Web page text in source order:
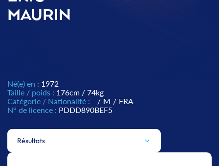
MAURIN
Né(e) en : 1972
Taille / poids : 176cm / 74kg
Catégorie / Nationalité : - / M / FRA
N° de licence : PDDD890BEF5
Résultats